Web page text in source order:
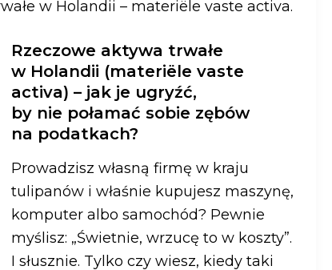
Rzeczowe aktywa trwałe
w Holandii (materiële vaste
activa) – jak je ugryźć,
by nie połamać sobie zębów
na podatkach?
Prowadzisz własną firmę w kraju
tulipanów i właśnie kupujesz maszynę,
komputer albo samochód? Pewnie
myślisz: „Świetnie, wrzucę to w koszty”.
I słusznie. Tylko czy wiesz, kiedy taki